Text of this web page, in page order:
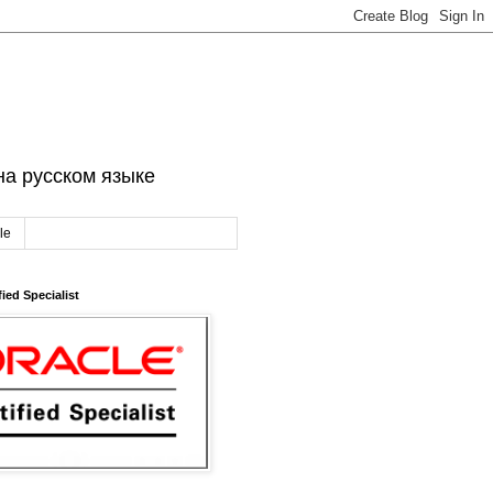
русском языке
Specialist